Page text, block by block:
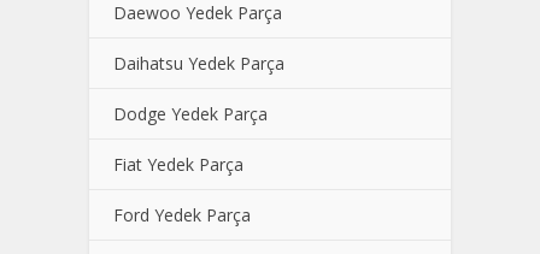
Daewoo Yedek Parça
Daihatsu Yedek Parça
Dodge Yedek Parça
Fiat Yedek Parça
Ford Yedek Parça